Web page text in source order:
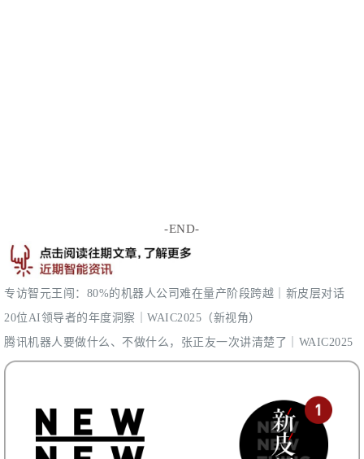
-END-
专访智元王闯：80%的机器人公司难在量产阶段跨越｜新皮层对话
20位AI领导者的年度洞察｜WAIC2025（新视角）
腾讯机器人要做什么、不做什么，张正友一次讲清楚了｜WAIC2025